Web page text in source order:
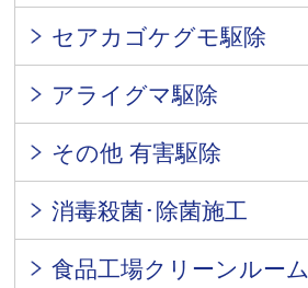
セアカゴケグモ駆除
アライグマ駆除
その他 有害駆除
消毒殺菌･除菌施工
食品工場クリーンルーム